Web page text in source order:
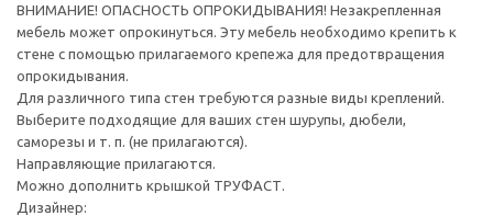
ВНИМАНИЕ! ОПАСНОСТЬ ОПРОКИДЫВАНИЯ! Незакрепленная
мебель может опрокинуться. Эту мебель необходимо крепить к
стене с помощью прилагаемого крепежа для предотвращения
опрокидывания.
Для различного типа стен требуются разные виды креплений.
Выберите подходящие для ваших стен шурупы, дюбели,
саморезы и т. п. (не прилагаются).
Направляющие прилагаются.
Можно дополнить крышкой ТРУФАСТ.
Дизайнер: